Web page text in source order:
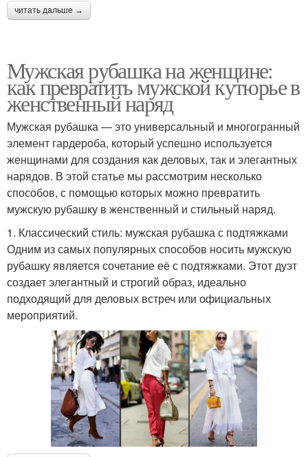
читать дальше →
Мужская рубашка на женщине:
как превратить мужской кутюрье в
женственный наряд
Мужская рубашка — это универсальный и многогранный
элемент гардероба, который успешно используется
женщинами для создания как деловых, так и элегантных
нарядов. В этой статье мы рассмотрим несколько
способов, с помощью которых можно превратить
мужскую рубашку в женственный и стильный наряд.
1. Классический стиль: мужская рубашка с подтяжками
Одним из самых популярных способов носить мужскую
рубашку является сочетание её с подтяжками. Этот дуэт
создает элегантный и строгий образ, идеально
подходящий для деловых встреч или официальных
мероприятий.